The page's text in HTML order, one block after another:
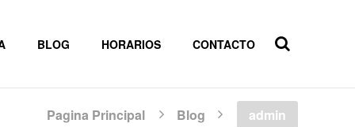
BLOG HORARIOS CONTACTO
Pagina Principal Blog admin